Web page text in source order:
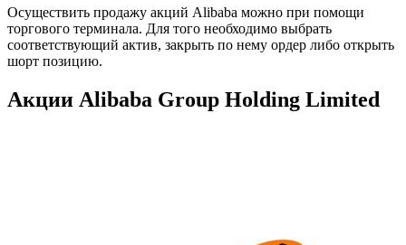
Осуществить продажу акций Alibaba можно при помощи
торгового терминала. Для того необходимо выбрать
соответствующий актив, закрыть по нему ордер либо открыть
шорт позицию.
Акции Alibaba Group Holding Limited